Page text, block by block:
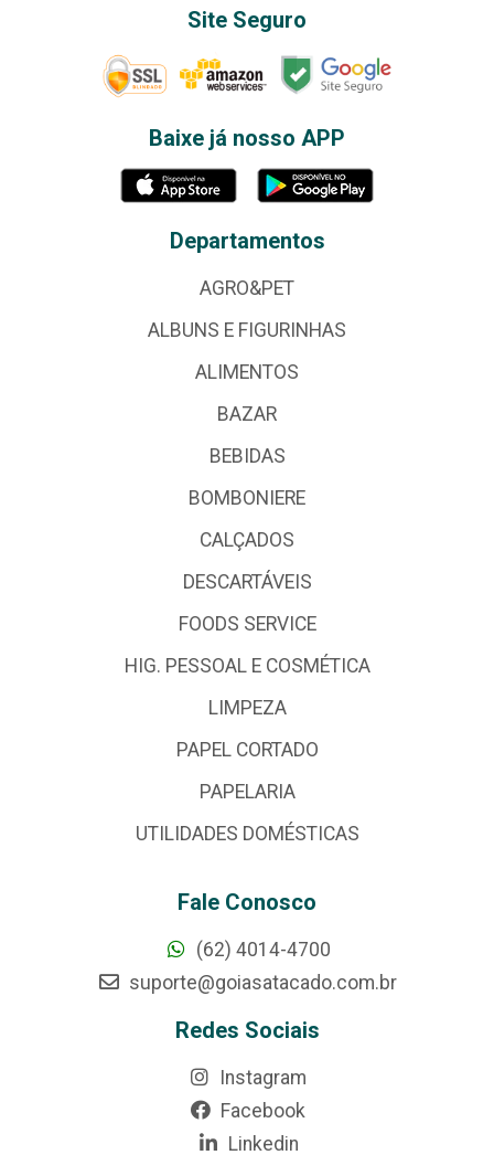
Site Seguro
Baixe já nosso APP
Departamentos
AGRO&PET
ALBUNS E FIGURINHAS
ALIMENTOS
BAZAR
BEBIDAS
BOMBONIERE
CALÇADOS
DESCARTÁVEIS
FOODS SERVICE
HIG. PESSOAL E COSMÉTICA
LIMPEZA
PAPEL CORTADO
PAPELARIA
UTILIDADES DOMÉSTICAS
Fale Conosco
(62) 4014-4700
suporte@goiasatacado.com.br
Redes Sociais
Instagram
Facebook
Linkedin